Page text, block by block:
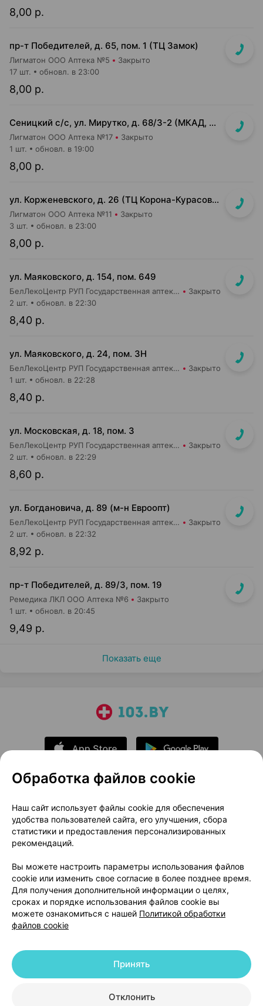
8,00 р.
пр-т Победителей, д. 65, пом. 1 (ТЦ Замок)
Лигматон ООО Аптека №5 Закрыто
8,00 р.
17 шт. обновл. в 23:00
Сеницкий с/с, ул. Мирутко, д. 68/3-2 (МКАД, 22 км, около магазина Мастак)
Лигматон ООО Аптека №17 Закрыто
8,00 р.
1 шт. обновл. в 19:00
ул. Корженевского, д. 26 (ТЦ Корона-Курасовщина)
Лигматон ООО Аптека №11 Закрыто
8,00 р.
3 шт. обновл. в 23:00
ул. Маяковского, д. 154, пом. 649
БелЛекоЦентр РУП Государственная аптека №16 Закрыто
8,40 р.
2 шт. обновл. в 22:30
ул. Маяковского, д. 24, пом. 3Н
БелЛекоЦентр РУП Государственная аптека №2 Закрыто
8,40 р.
1 шт. обновл. в 22:28
ул. Московская, д. 18, пом. 3
БелЛекоЦентр РУП Государственная аптека №5 Закрыто
8,60 р.
2 шт. обновл. в 22:29
ул. Богдановича, д. 89 (м-н Евроопт)
БелЛекоЦентр РУП Государственная аптека №29 Закрыто
8,92 р.
2 шт. обновл. в 22:32
пр-т Победителей, д. 89/3, пом. 19
Ремедика ЛКЛ ООО Аптека №6 Закрыто
9,49 р.
1 шт. обновл. в 20:45
Показать еще
О проекте
Новости проекта
Размещение рекламы
Медицинский маркетинг
Публичный договор
Доставка
Способы оплаты
Вакансии
Партнеры
Написать руководителю 103.by
Написать в поддержку
Персональные настройки Cookie
© 2026 ООО «Артокс Лаб», УНП 191700409 | 220012, Республика Беларусь,
+375 291212755
Обработка файлов cookie
Наш сайт использует файлы cookie для обеспечения
удобства пользователей сайта, его улучшения, сбора
статистики и предоставления персонализированных
рекомендаций.
Вы можете настроить параметры использования файлов
cookie или изменить свое согласие в более позднее время.
Для получения дополнительной информации о целях,
сроках и порядке использования файлов cookie вы
можете ознакомиться с нашей Политикой обработки
файлов cookie
Отклонить
Принять